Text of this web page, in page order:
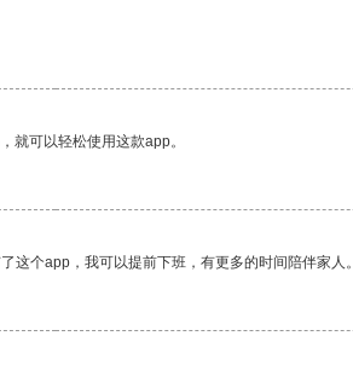
就可以轻松使用这款app。
个app，我可以提前下班，有更多的时间陪伴家人。